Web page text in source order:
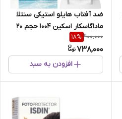
ضد آفتاب هایلو استیکی سنتلا
ماداگاسکار اسکین 1004 حجم 20
میل
900,000
18%
738,000
افزودن به سبد